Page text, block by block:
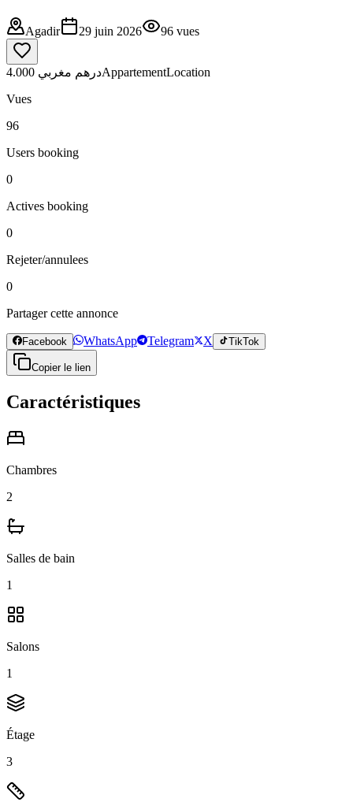
Agadir 29 juin 2026 96 vues
4.000 درهم مغربيAppartementLocation
Vues
96
Users booking
0
Actives booking
0
Rejeter/annulees
0
Partager cette annonce
Facebook WhatsApp Telegram X TikTok
Copier le lien
Caractéristiques
Chambres
2
Salles de bain
1
Salons
1
Étage
3